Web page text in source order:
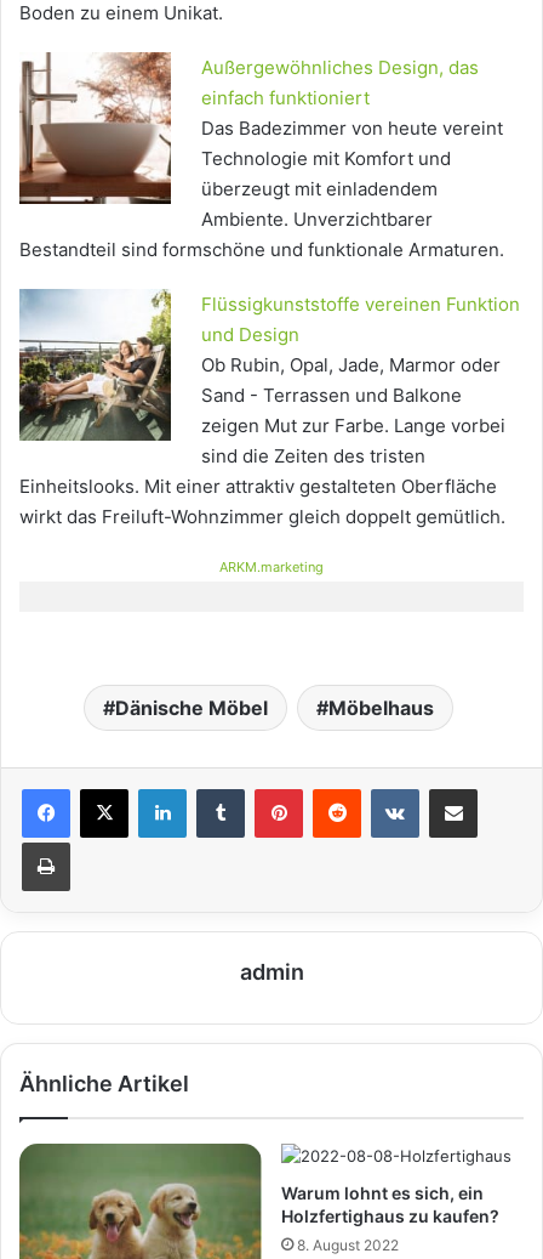
Boden zu einem Unikat.
Außergewöhnliches Design, das
einfach funktioniert
Das Badezimmer von heute vereint
Technologie mit Komfort und
überzeugt mit einladendem
Ambiente. Unverzichtbarer
Bestandteil sind formschöne und funktionale Armaturen.
Flüssigkunststoffe vereinen Funktion
und Design
Ob Rubin, Opal, Jade, Marmor oder
Sand - Terrassen und Balkone
zeigen Mut zur Farbe. Lange vorbei
sind die Zeiten des tristen
Einheitslooks. Mit einer attraktiv gestalteten Oberfläche
wirkt das Freiluft-Wohnzimmer gleich doppelt gemütlich.
ARKM.marketing
Dänische Möbel Möbelhaus
admin
Ähnliche Artikel
Warum lohnt es sich, ein
Holzfertighaus zu kaufen?
8. August 2022